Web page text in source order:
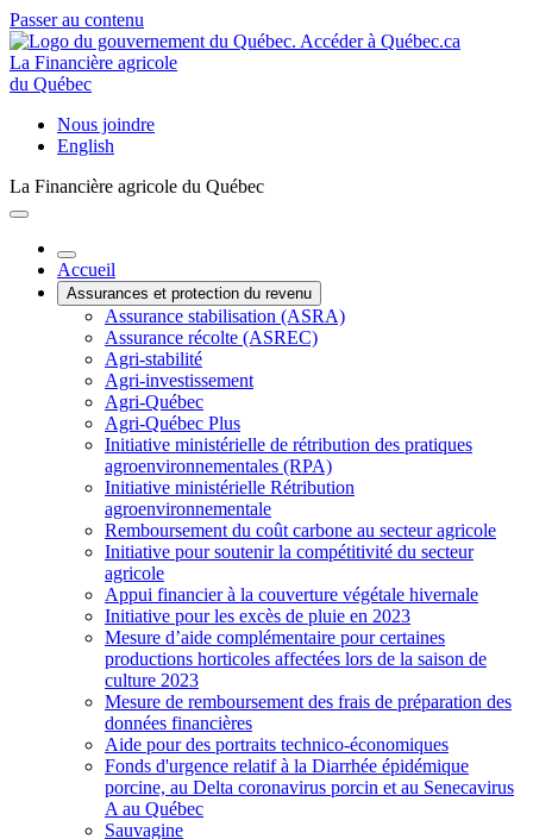
Passer au contenu
La Financière agricole
du Québec
Nous joindre
English
La Financière agricole du Québec
Accueil
Assurances et protection du revenu
Assurance stabilisation (ASRA)
Assurance récolte (ASREC)
Agri-stabilité
Agri-investissement
Agri-Québec
Agri-Québec Plus
Initiative ministérielle de rétribution des pratiques
agroenvironnementales (RPA)
Initiative ministérielle Rétribution
agroenvironnementale
Remboursement du coût carbone au secteur agricole
Initiative pour soutenir la compétitivité du secteur
agricole
Appui financier à la couverture végétale hivernale
Initiative pour les excès de pluie en 2023
Mesure d’aide complémentaire pour certaines
productions horticoles affectées lors de la saison de
culture 2023
Mesure de remboursement des frais de préparation des
données financières
Aide pour des portraits technico-économiques
Fonds d'urgence relatif à la Diarrhée épidémique
porcine, au Delta coronavirus porcin et au Senecavirus
A au Québec
Sauvagine